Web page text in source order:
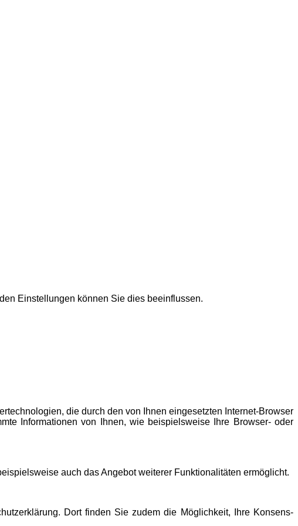
Einstellungen können Sie dies beeinflussen.
die durch den von Ihnen eingesetzten Internet-Browser
Informationen von Ihnen, wie beispielsweise Ihre Browser- oder
auch das Angebot weiterer Funktionalitäten ermöglicht.
Dort finden Sie zudem die Möglichkeit, Ihre Konsens-